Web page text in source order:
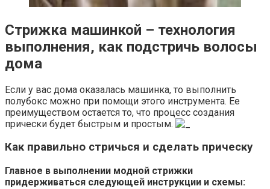
Стрижка машинкой – технология
выполнения, как подстричь волосы
дома
Если у вас дома оказалась машинка, то выполнить
полубокс можно при помощи этого инструмента. Ее
преимуществом остается то, что процесс создания
прически будет быстрым и простым.
Как правильно стричься и сделать прическу
Главное в выполнении модной стрижки
придерживаться следующей инструкции и схемы: